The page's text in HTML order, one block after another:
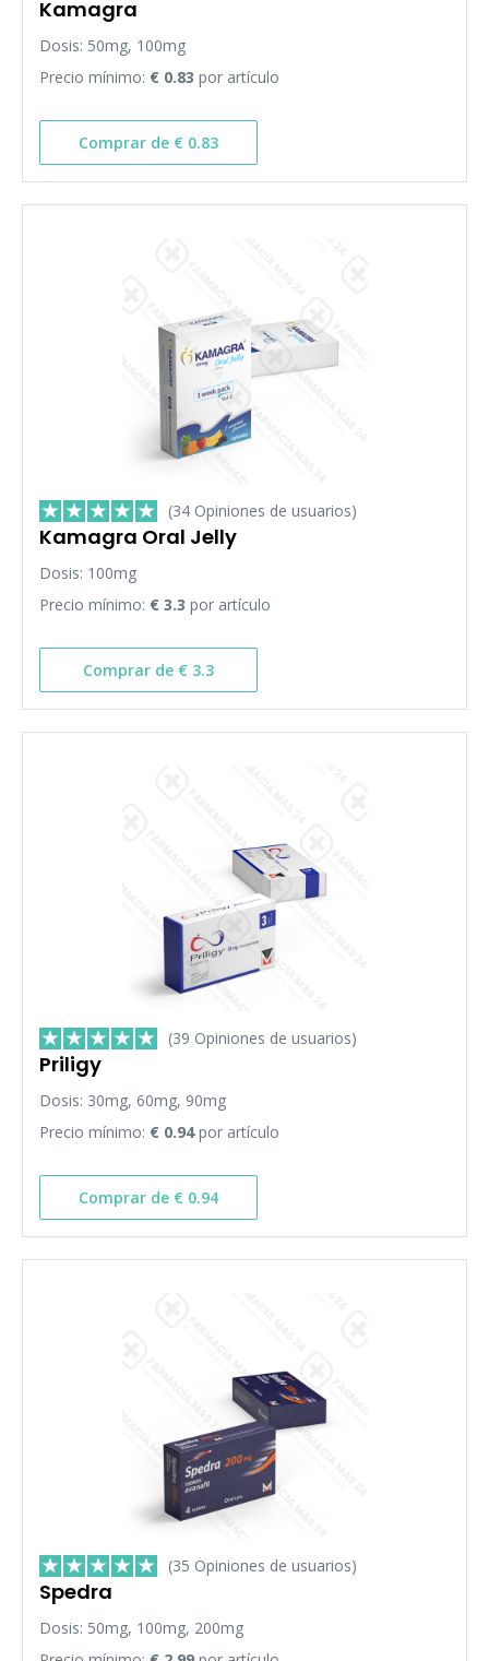
Kamagra
Dosis: 50mg, 100mg
Precio mínimo: € 0.83 por artículo
Comprar de € 0.83
(34 Opiniones de usuarios)
Kamagra Oral Jelly
Dosis: 100mg
Precio mínimo: € 3.3 por artículo
Comprar de € 3.3
(39 Opiniones de usuarios)
Priligy
Dosis: 30mg, 60mg, 90mg
Precio mínimo: € 0.94por artículo
Comprar de € 0.94
(35 Opiniones de usuarios)
Spedra
Dosis: 50mg, 100mg, 200mg